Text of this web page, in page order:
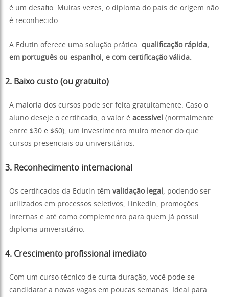
é um desafio. Muitas vezes, o diploma do país de origem não
é reconhecido.
A Edutin oferece uma solução prática: qualificação rápida,
em português ou espanhol, e com certificação válida.
2. Baixo custo (ou gratuito)
A maioria dos cursos pode ser feita gratuitamente. Caso o
aluno deseje o certificado, o valor é acessível (normalmente
entre $30 e $60), um investimento muito menor do que
cursos presenciais ou universitários.
3. Reconhecimento internacional
Os certificados da Edutin têm validação legal , podendo ser
utilizados em processos seletivos, LinkedIn, promoções
internas e até como complemento para quem já possui
diploma universitário.
4. Crescimento profissional imediato
Com um curso técnico de curta duração, você pode se
candidatar a novas vagas em poucas semanas. Ideal para